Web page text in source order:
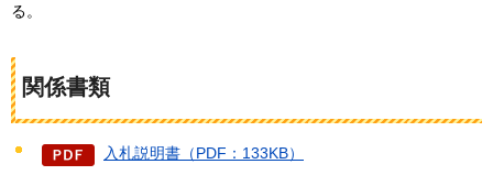
る。
関係書類
入札説明書（PDF：133KB）